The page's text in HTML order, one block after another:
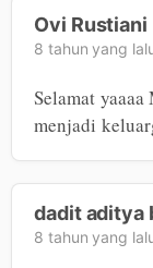
Ovi Rustiani
8 tahun yang
Selamat
menjadi
dadit aditya
8 tahun yang